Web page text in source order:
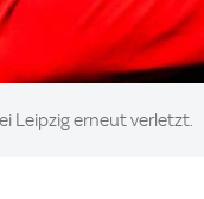
Leipzig erneut verletzt.